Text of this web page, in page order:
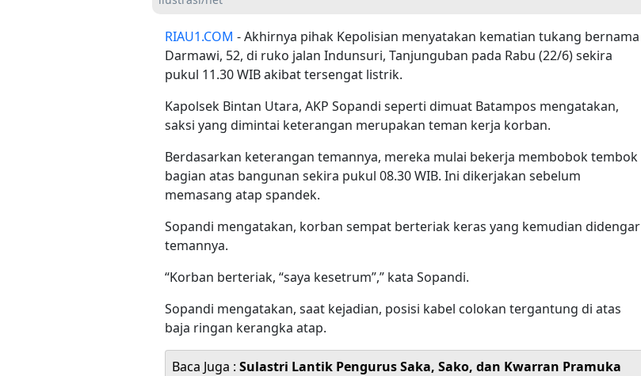
RIAU1.COM - Akhirnya pihak Kepolisian menyatakan kematian tukang bernama
Darmawi, 52, di ruko jalan Indunsuri, Tanjunguban pada Rabu (22/6) sekira
pukul 11.30 WIB akibat tersengat listrik.
Kapolsek Bintan Utara, AKP Sopandi seperti dimuat Batampos mengatakan,
saksi yang dimintai keterangan merupakan teman kerja korban.
Berdasarkan keterangan temannya, mereka mulai bekerja membobok tembok
bagian atas bangunan sekira pukul 08.30 WIB. Ini dikerjakan sebelum
memasang atap spandek.
Sopandi mengatakan, korban sempat berteriak keras yang kemudian didengar
temannya.
“Korban berteriak, “saya kesetrum”,” kata Sopandi.
Sopandi mengatakan, saat kejadian, posisi kabel colokan tergantung di atas
baja ringan kerangka atap.
Baca Juga : Sulastri Lantik Pengurus Saka, Sako, dan Kwarran Pramuka